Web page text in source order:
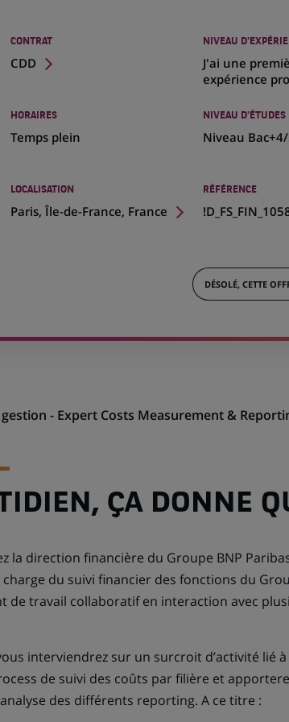
CONTRAT
CDD
NIVEAU
J'ai une
expérience
HORAIRES
Temps plein
NIVEAU D'ÉTUDES
Niveau
LOCALISATION
Paris, Île-de-France, France
(Ce
RÉFÉRENCE
DÉSOLÉ, CETTE
- Expert Costs Measurement &
ÇA DONNE
la direction financière du Groupe BNP
du suivi financier des fonctions du
de travail collaboratif en interaction avec
interviendrez sur un surcroit d’activité lié à
de suivi des coûts par filière et
des différents reporting. A ce titre :